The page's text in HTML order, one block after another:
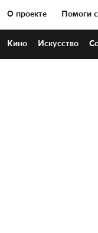
О проекте Помоги
Кино Искусство